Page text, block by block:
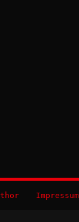
Impressum